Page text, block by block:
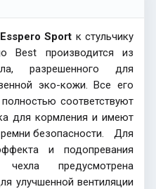
Sport к стульчику
Best производится из
разрешенного для
эко-кожи. Все его
соответствуют
для кормления и имеют
безопасности. Для
и подопревания
предусмотрена
улучшенной вентиляции